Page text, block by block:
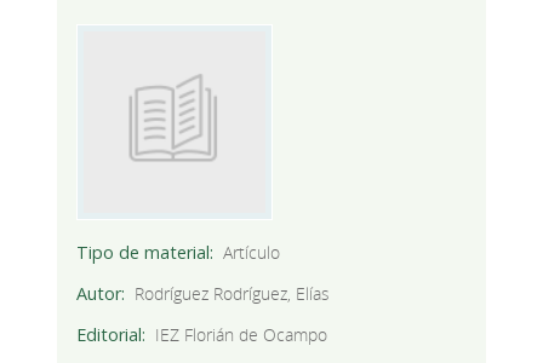
Tipo de material
Artículo
Autor
Rodríguez Rodríguez, Elías
Editorial
IEZ Florián de Ocampo